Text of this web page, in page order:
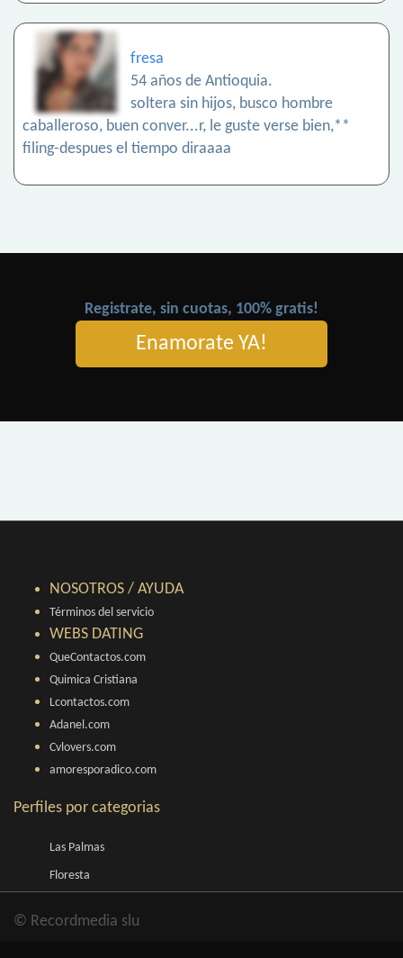
fresa
54 años de Antioquia.
soltera sin hijos, busco hombre
caballeroso, buen conver...r, le guste verse bien,**
filing-despues el tiempo diraaaa
Registrate, sin cuotas, 100% gratis!
Enamorate YA!
NOSOTROS / AYUDA
Términos del servicio
WEBS DATING
QueContactos.com
Quimica Cristiana
Lcontactos.com
Adanel.com
Cvlovers.com
amoresporadico.com
Perfiles por categorias
Las Palmas
Floresta
© Recordmedia slu